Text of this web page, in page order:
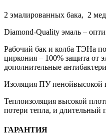
2 эмалированных бака, 2
Diamond-Quality эмаль –
Рабочий бак и колба ТЭНа
циркония – 100% защита от
дополнительные
Изоляция ПУ пенойвысокой
Теплоизоляция высокой
потери тепла, и длительный
ГАРАНТИЯ